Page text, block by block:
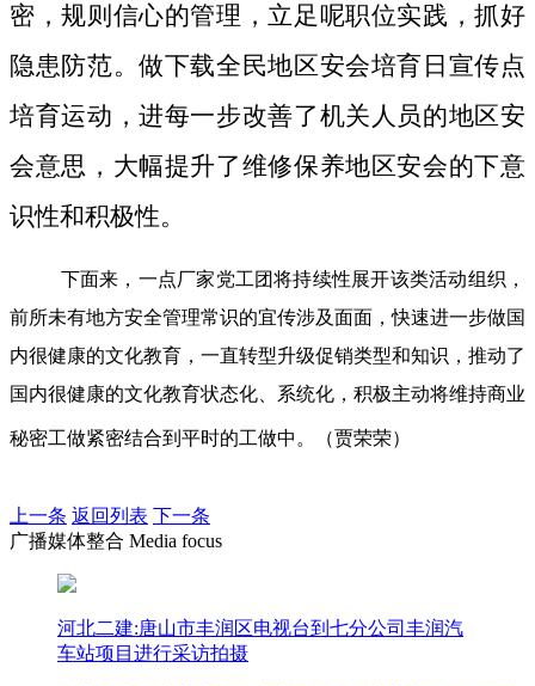
密，规则信心的管理，立足呢职位实践，抓好
隐患防范。做下载全民地区安会培育日宣传点
培育运动，进每一步改善了机关人员的地区安
会意思，大幅提升了维修保养地区安会的下意
识性和积极性。
下面来，一点厂家党工团将持续性展开该类活动组织，
前所未有地方安全管理常识的宜传涉及面面，快速进一步做国
内很健康的文化教育，一直转型升级促销类型和知识，推动了
国内很健康的文化教育状态化、系统化，积极主动将维持商业
秘密工做紧密结合到平时的工做中。（贾荣荣）
上一条 返回列表 下一条
广播媒体整合 Media focus
河北二建:唐山市丰润区电视台到七分公司丰润汽
车站项目进行采访拍摄